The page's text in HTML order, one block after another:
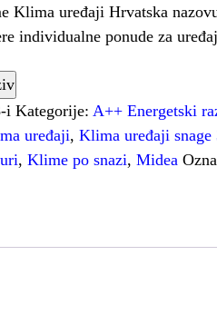
Klima uređaji Hrvatska
individualne ponude za
i Kategorije:A++ Energetski
uređaji,Klima uređaji snage
,Klime po snazi,Midea